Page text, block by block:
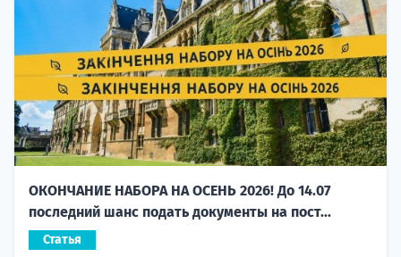
ОКОНЧАНИЕ НАБОРА НА ОСЕНЬ 2026! До 14.07
последний шанс подать документы на пост...
Статья